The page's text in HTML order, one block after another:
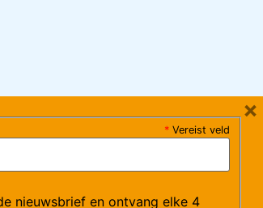
/ vrijdag 08:30-16:00 uur)
* Vereist veld
nieuwsbrief en ontvang elke 4
×